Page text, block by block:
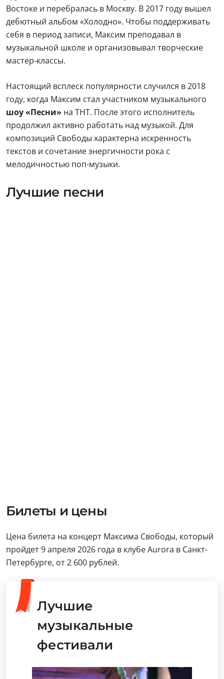
Востоке и перебралась в Москву. В 2017 году вышел
дебютный альбом «Холодно». Чтобы поддерживать
себя в период записи, Максим преподавал в
музыкальной школе и организовывал творческие
мастер‑классы.
Настоящий всплеск популярности случился в 2018
году, когда Максим стал участником музыкального
шоу «Песни» на ТНТ. После этого исполнитель
продолжил активно работать над музыкой. Для
композиций Свободы характерна искренность
текстов и сочетание энергичности рока с
мелодичностью поп-музыки.
Лучшие песни
Билеты и цены
Цена билета на концерт Максима Свободы, который
пройдет 9 апреля 2026 года в клубе Aurora в Санкт-
Петербурге, от 2 600 рублей.
Лучшие
музыкальные
фестивали